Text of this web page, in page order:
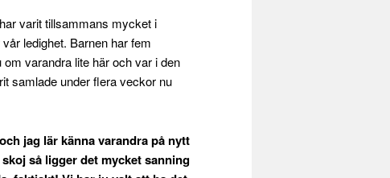
varit tillsammans mycket i
ledighet. Barnen har fem
varandra lite här och var i den
samlade under flera veckor nu
jag lär känna varandra på nytt
så ligger det mycket sanning